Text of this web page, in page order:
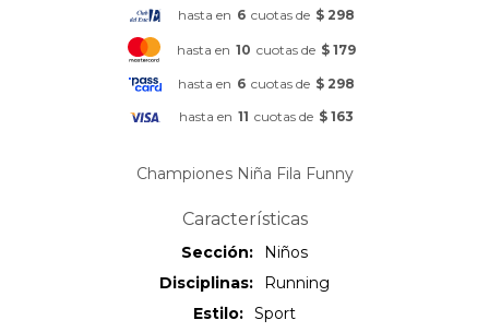
hasta en 6 cuotas de $ 298
hasta en 10 cuotas de $ 179
hasta en 6 cuotas de $ 298
hasta en 11 cuotas de $ 163
Championes Niña Fila Funny
Características
Sección
Niños
Disciplinas
Running
Estilo
Sport